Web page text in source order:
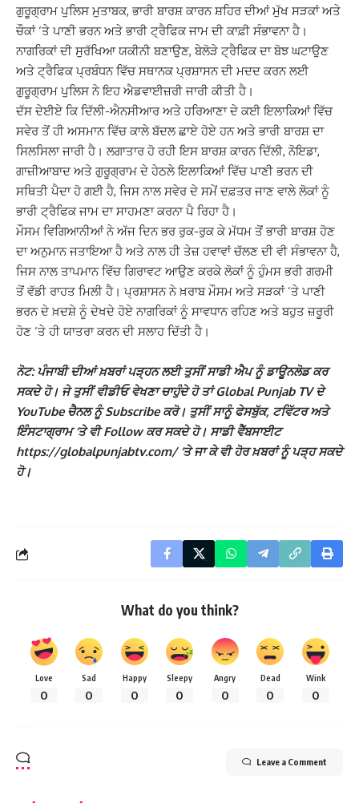
ਗੁਰੂਗ੍ਰਾਮ ਪੁਲਿਸ ਮੁਤਾਬਕ, ਭਾਰੀ ਬਾਰਸ਼ ਕਾਰਨ ਸ਼ਹਿਰ ਦੀਆਂ ਮੁੱਖ ਸੜਕਾਂ ਅਤੇ
ਚੌਕਾਂ ‘ਤੇ ਪਾਣੀ ਭਰਨ ਅਤੇ ਭਾਰੀ ਟ੍ਰੈਫਿਕ ਜਾਮ ਦੀ ਕਾਫ਼ੀ ਸੰਭਾਵਨਾ ਹੈ।
ਨਾਗਰਿਕਾਂ ਦੀ ਸੁਰੱਖਿਆ ਯਕੀਨੀ ਬਣਾਉਣ, ਬੇਲੋੜੇ ਟ੍ਰੈਫਿਕ ਦਾ ਬੋਝ ਘਟਾਉਣ
ਅਤੇ ਟ੍ਰੈਫਿਕ ਪ੍ਰਬੰਧਨ ਵਿੱਚ ਸਥਾਨਕ ਪ੍ਰਸ਼ਾਸਨ ਦੀ ਮਦਦ ਕਰਨ ਲਈ
ਗੁਰੂਗ੍ਰਾਮ ਪੁਲਿਸ ਨੇ ਇਹ ਐਡਵਾਈਜ਼ਰੀ ਜਾਰੀ ਕੀਤੀ ਹੈ।
ਦੱਸ ਦੇਈਏ ਕਿ ਦਿੱਲੀ-ਐਨਸੀਆਰ ਅਤੇ ਹਰਿਆਣਾ ਦੇ ਕਈ ਇਲਾਕਿਆਂ ਵਿੱਚ
ਸਵੇਰ ਤੋਂ ਹੀ ਅਸਮਾਨ ਵਿੱਚ ਕਾਲੇ ਬੱਦਲ ਛਾਏ ਹੋਏ ਹਨ ਅਤੇ ਭਾਰੀ ਬਾਰਸ਼ ਦਾ
ਸਿਲਸਿਲਾ ਜਾਰੀ ਹੈ। ਲਗਾਤਾਰ ਹੋ ਰਹੀ ਇਸ ਬਾਰਸ਼ ਕਾਰਨ ਦਿੱਲੀ, ਨੋਇਡਾ,
ਗਾਜ਼ੀਆਬਾਦ ਅਤੇ ਗੁਰੂਗ੍ਰਾਮ ਦੇ ਹੇਠਲੇ ਇਲਾਕਿਆਂ ਵਿੱਚ ਪਾਣੀ ਭਰਨ ਦੀ
ਸਥਿਤੀ ਪੈਦਾ ਹੋ ਗਈ ਹੈ, ਜਿਸ ਨਾਲ ਸਵੇਰ ਦੇ ਸਮੇਂ ਦਫ਼ਤਰ ਜਾਣ ਵਾਲੇ ਲੋਕਾਂ ਨੂੰ
ਭਾਰੀ ਟ੍ਰੈਫਿਕ ਜਾਮ ਦਾ ਸਾਹਮਣਾ ਕਰਨਾ ਪੈ ਰਿਹਾ ਹੈ।
ਮੌਸਮ ਵਿਗਿਆਨੀਆਂ ਨੇ ਅੱਜ ਦਿਨ ਭਰ ਰੁਕ-ਰੁਕ ਕੇ ਮੱਧਮ ਤੋਂ ਭਾਰੀ ਬਾਰਸ਼ ਹੋਣ
ਦਾ ਅਨੁਮਾਨ ਜਤਾਇਆ ਹੈ ਅਤੇ ਨਾਲ ਹੀ ਤੇਜ਼ ਹਵਾਵਾਂ ਚੱਲਣ ਦੀ ਵੀ ਸੰਭਾਵਨਾ ਹੈ,
ਜਿਸ ਨਾਲ ਤਾਪਮਾਨ ਵਿੱਚ ਗਿਰਾਵਟ ਆਉਣ ਕਰਕੇ ਲੋਕਾਂ ਨੂੰ ਹੁੰਮਸ ਭਰੀ ਗਰਮੀ
ਤੋਂ ਵੱਡੀ ਰਾਹਤ ਮਿਲੀ ਹੈ। ਪ੍ਰਸ਼ਾਸਨ ਨੇ ਖ਼ਰਾਬ ਮੌਸਮ ਅਤੇ ਸੜਕਾਂ ‘ਤੇ ਪਾਣੀ
ਭਰਨ ਦੇ ਖ਼ਦਸ਼ੇ ਨੂੰ ਦੇਖਦੇ ਹੋਏ ਨਾਗਰਿਕਾਂ ਨੂੰ ਸਾਵਧਾਨ ਰਹਿਣ ਅਤੇ ਬਹੁਤ ਜ਼ਰੂਰੀ
ਹੋਣ ‘ਤੇ ਹੀ ਯਾਤਰਾ ਕਰਨ ਦੀ ਸਲਾਹ ਦਿੱਤੀ ਹੈ।
ਨੋਟ: ਪੰਜਾਬੀ ਦੀਆਂ ਖ਼ਬਰਾਂ ਪੜ੍ਹਨ ਲਈ ਤੁਸੀਂ ਸਾਡੀ ਐਪ ਨੂੰ ਡਾਊਨਲੋਡ ਕਰ
ਸਕਦੇ ਹੋ। ਜੇ ਤੁਸੀਂ ਵੀਡੀਓ ਵੇਖਣਾ ਚਾਹੁੰਦੇ ਹੋ ਤਾਂ Global Punjab TV ਦੇ
YouTube ਚੈਨਲ ਨੂੰ Subscribe ਕਰੋ। ਤੁਸੀਂ ਸਾਨੂੰ ਫੇਸਬੁੱਕ, ਟਵਿੱਟਰ ਅਤੇ
ਇੰਸਟਾਗ੍ਰਾਮ ‘ਤੇ ਵੀ Follow ਕਰ ਸਕਦੇ ਹੋ। ਸਾਡੀ ਵੈੱਬਸਾਈਟ
https://globalpunjabtv.com/ ‘ਤੇ ਜਾ ਕੇ ਵੀ ਹੋਰ ਖ਼ਬਰਾਂ ਨੂੰ ਪੜ੍ਹ ਸਕਦੇ
ਹੋ।
What do you think?
Love
0
Sad
0
Happy
0
Sleepy
0
Angry
0
Dead
0
Wink
0
Leave a Comment